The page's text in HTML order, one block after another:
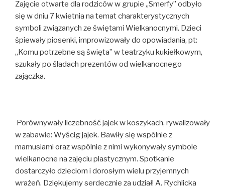
Zajęcie otwarte dla rodziców w grupie „Smerfy” odbyło
się w dniu 7 kwietnia na temat charakterystycznych
symboli związanych ze świętami Wielkanocnymi. Dzieci
śpiewały piosenki, improwizowały do opowiadania, pt:
„Komu potrzebne są święta” w teatrzyku kukiełkowym,
szukały po śladach prezentów od wielkanocnego
zajączka.
Porównywały liczebność jajek w koszykach, rywalizowały
w zabawie: Wyścig jajek. Bawiły się wspólnie z
mamusiami oraz wspólnie z nimi wykonywały symbole
wielkanocne na zajęciu plastycznym. Spotkanie
dostarczyło dzieciom i dorosłym wielu przyjemnych
wrażeń. Dziękujemy serdecznie za udział! A. Rychlicka